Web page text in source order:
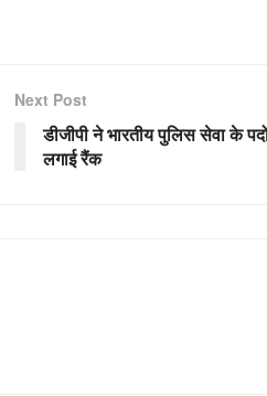
Next Post
डीजीपी ने भारतीय पुलिस सेवा के
लगाई रैंक